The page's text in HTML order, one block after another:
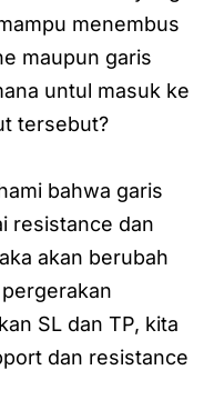
menembus
maupun garis
untul masuk ke
tersebut?
bahwa garis
resistance dan
akan berubah
SL dan TP, kita
dan resistance